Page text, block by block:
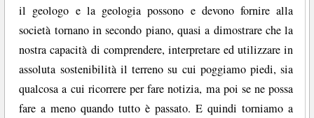
il geologo e la geologia possono e devono fornire alla
società tornano in secondo piano, quasi a dimostrare che la
nostra capacità di comprendere, interpretare ed utilizzare in
assoluta sostenibilità il terreno su cui poggiamo piedi, sia
qualcosa a cui ricorrere per fare notizia, ma poi se ne possa
fare a meno quando tutto è passato. E quindi torniamo a